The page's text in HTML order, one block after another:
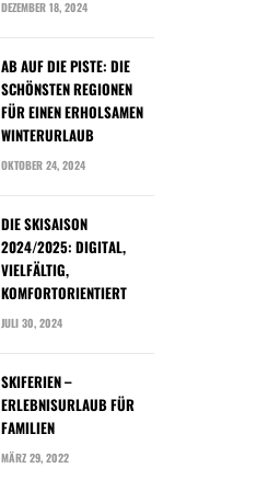
DEZEMBER 18, 2024
AB AUF DIE PISTE: DIE
SCHÖNSTEN REGIONEN
FÜR EINEN ERHOLSAMEN
WINTERURLAUB
OKTOBER 24, 2024
DIE SKISAISON
2024/2025: DIGITAL,
VIELFÄLTIG,
KOMFORTORIENTIERT
JULI 30, 2024
SKIFERIEN –
ERLEBNISURLAUB FÜR
FAMILIEN
MÄRZ 29, 2022